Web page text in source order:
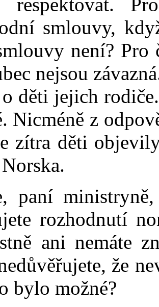
smlouvy,
není? Pro
nejsou
děti jejich
Nicméně z
zítra děti
paní
rozhodnutí
ani nemáte
že
bylo možné?